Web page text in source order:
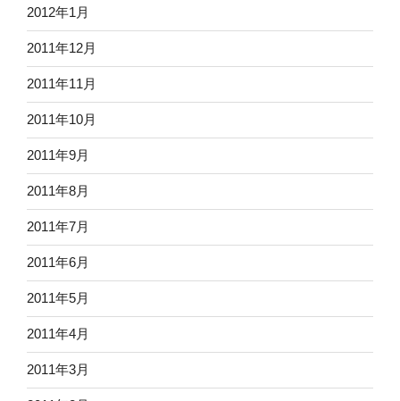
2012年1月
2011年12月
2011年11月
2011年10月
2011年9月
2011年8月
2011年7月
2011年6月
2011年5月
2011年4月
2011年3月